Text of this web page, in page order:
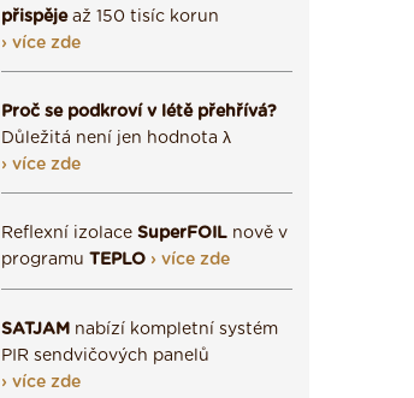
přispějeaž 150 tisíc korun
› více zde
Proč se podkroví v létě přehřívá?
Důležitá není jen hodnota λ
› více zde
Reflexní izolace SuperFOIL nově v
programu TEPLO › více zde
SATJAM nabízí kompletní systém
PIR sendvičových panelů
› více zde